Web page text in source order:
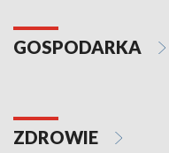
GOSPODARKA
ZDROWIE